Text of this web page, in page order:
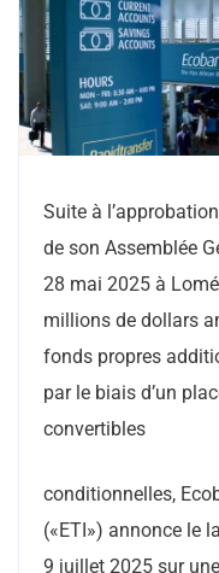
Suite à
de son Assemblée
28 mai 2025 à
millions de dollars
fonds propres
par le biais d’un
convertibles
conditionnelles,
(«ETI») annonce le
9 juillet 2025 sur